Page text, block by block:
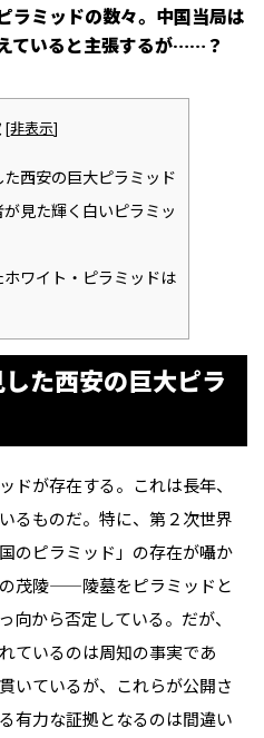
ラミッドの数々。中国当局は
ていると主張するが……？
[非表示]
西安の巨大ピラミッド
見た輝く白いピラミッ
ホワイト・ピラミッドは
た西安の巨大ピラ
が存在する。これは長年、
るものだ。特に、第２次世界
のピラミッド」の存在が囁か
茂陵——陵墓をピラミッドと
向から否定している。だが、
ているのは周知の事実であ
いているが、これらが公開さ
有力な証拠となるのは間違い